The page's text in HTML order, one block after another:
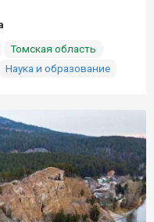
Томская область
Наука и образование